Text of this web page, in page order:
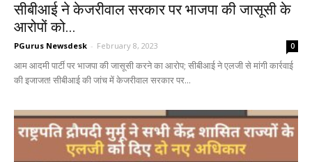
सीबीआई ने केजरीवाल सरकार पर भाजपा की जासूसी के
आरोपों को...
PGurus Newsdesk - February 8, 2023 0
आम आदमी पार्टी पर भाजपा की जासूसी करने का आरोप; सीबीआई ने एलजी से मांगी कार्रवाई
की इजाजत! सीबीआई की जांच में केजरीवाल सरकार पर...